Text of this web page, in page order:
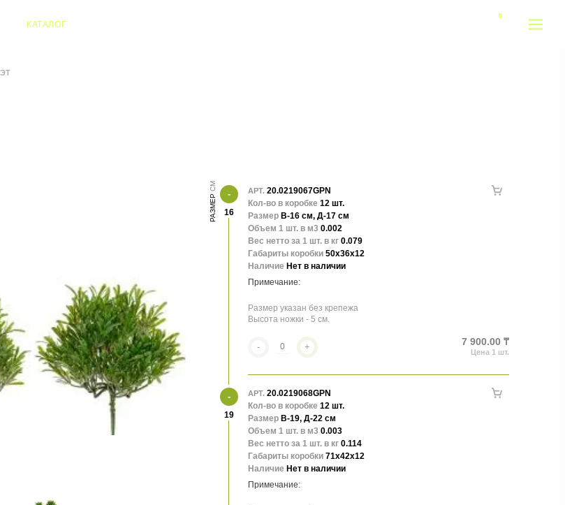
КАТАЛОГ
РАЗМЕР 16
АРТ. 20.0219067GPN
Кол-во в коробке 12 шт.
Размер В-16 см, Д-17 см
Объем 1 шт. в м3 0.002
Вес нетто за 1 шт. в кг 0.079
Габариты коробки 50x36x12
Наличие Нет в наличии
Размер указан без крепежа
Высота ножки - 5 см.
- + 7 900.00 ₸
19
АРТ. 20.0219068GPN
Кол-во в коробке 12 шт.
Размер В-19, Д-22 см
Объем 1 шт. в м3 0.003
Вес нетто за 1 шт. в кг 0.114
Габариты коробки 71x42x12
Наличие Нет в наличии